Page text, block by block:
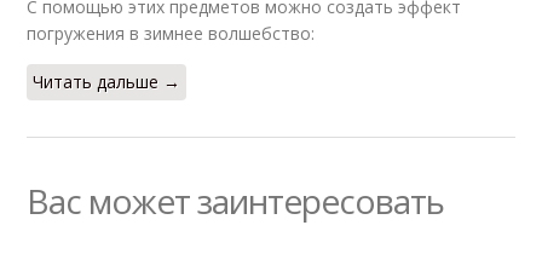
С помощью этих предметов можно создать эффект
погружения в зимнее волшебство:
Читать дальше →
Вас может заинтересовать